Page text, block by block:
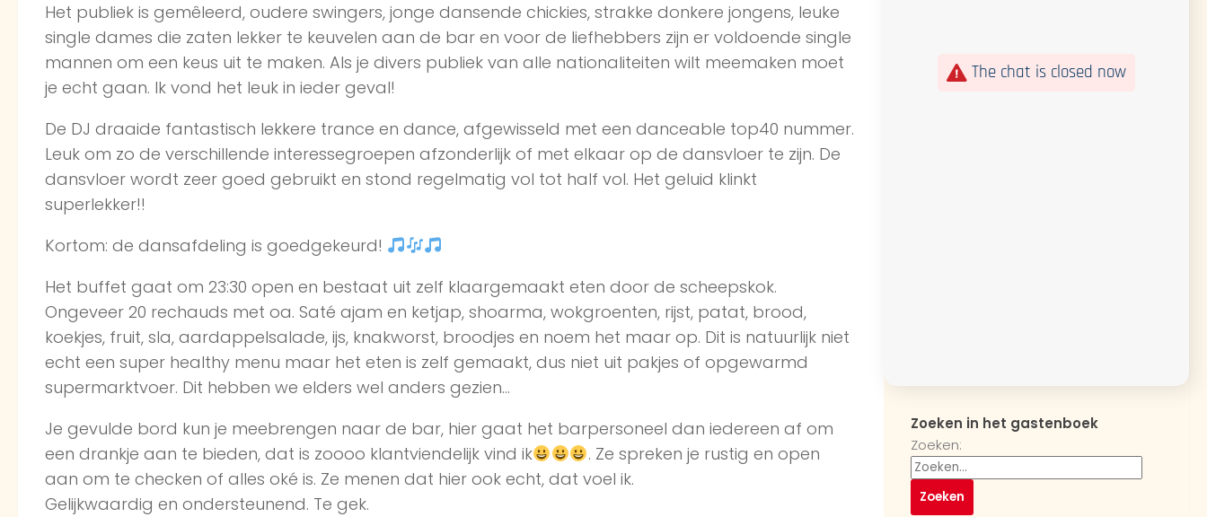
Het publiek is gemêleerd, oudere swingers, jonge dansende chickies, strakke donkere jongens, leuke
single dames die zaten lekker te keuvelen aan de bar en voor de liefhebbers zijn er voldoende single
mannen om een keus uit te maken. Als je divers publiek van alle nationaliteiten wilt meemaken moet
je echt gaan. Ik vond het leuk in ieder geval!
De DJ draaide fantastisch lekkere trance en dance, afgewisseld met een danceable top40 nummer.
Leuk om zo de verschillende interessegroepen afzonderlijk of met elkaar op de dansvloer te zijn. De
dansvloer wordt zeer goed gebruikt en stond regelmatig vol tot half vol. Het geluid klinkt
superlekker!!
Kortom: de dansafdeling is goedgekeurd!
Het buffet gaat om 23:30 open en bestaat uit zelf klaargemaakt eten door de scheepskok.
Ongeveer 20 rechauds met oa. Saté ajam en ketjap, shoarma, wokgroenten, rijst, patat, brood,
koekjes, fruit, sla, aardappelsalade, ijs, knakworst, broodjes en noem het maar op. Dit is natuurlijk niet
echt een super healthy menu maar het eten is zelf gemaakt, dus niet uit pakjes of opgewarmd
supermarktvoer. Dit hebben we elders wel anders gezien…
Je gevulde bord kun je meebrengen naar de bar, hier gaat het barpersoneel dan iedereen af om
een drankje aan te bieden, dat is zoooo klantviendelijk vind ik
. Ze spreken je rustig en open
aan om te checken of alles oké is. Ze menen dat hier ook echt, dat voel ik.
Gelijkwaardig en ondersteunend. Te gek.
The chat is closed now
Zoeken in het gastenboek
Zoeken: